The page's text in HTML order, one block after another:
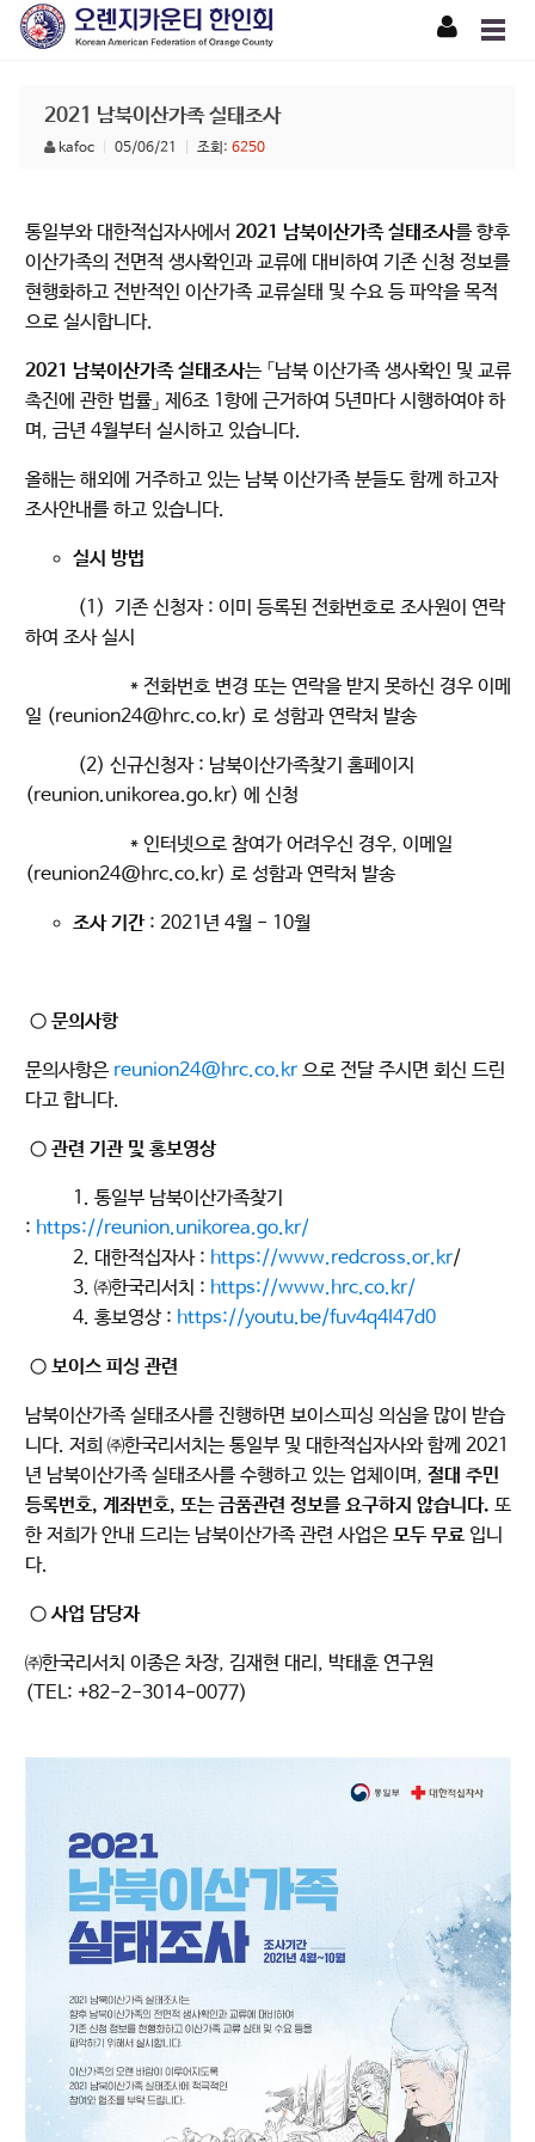
2021 남북이산가족 실태조사
kafoc 05/06/21 조회: 6250
통일부와 대한적십자사에서 2021 남북이산가족 실태조사를 향후
이산가족의 전면적 생사확인과 교류에 대비하여 기존 신청 정보를
현행화하고 전반적인 이산가족 교류실태 및 수요 등 파악을 목적
으로 실시합니다.
2021 남북이산가족 실태조사는 「남북 이산가족 생사확인 및 교류
촉진에 관한 법률」 제6조 1항에 근거하여 5년마다 시행하여야 하
며, 금년 4월부터 실시하고 있습니다.
올해는 해외에 거주하고 있는 남북 이산가족 분들도 함께 하고자
조사안내를 하고 있습니다.
실시 방법
(1) 기존 신청자 : 이미 등록된 전화번호로 조사원이 연락
하여 조사 실시
* 전화번호 변경 또는 연락을 받지 못하신 경우 이메
일 (reunion24@hrc.co.kr) 로 성함과 연락처 발송
(2) 신규신청자 : 남북이산가족찾기 홈페이지
(reunion.unikorea.go.kr) 에 신청
* 인터넷으로 참여가 어려우신 경우, 이메일
(reunion24@hrc.co.kr) 로 성함과 연락처 발송
조사 기간 : 2021년 4월 - 10월
○ 문의사항
문의사항은 reunion24@hrc.co.kr 으로 전달 주시면 회신 드린
다고 합니다.
○ 관련 기관 및 홍보영상
1. 통일부 남북이산가족찾기
: https://reunion.unikorea.go.kr/
2. 대한적십자사 : https://www.redcross.or.kr/
3. ㈜한국리서치 : https://www.hrc.co.kr/
4. 홍보영상 : https://youtu.be/fuv4q4I47d0
○ 보이스 피싱 관련
남북이산가족 실태조사를 진행하면 보이스피싱 의심을 많이 받습
니다. 저희 ㈜한국리서치는 통일부 및 대한적십자사와 함께 2021
년 남북이산가족 실태조사를 수행하고 있는 업체이며, 절대 주민
등록번호, 계좌번호, 또는 금품관련 정보를 요구하지 않습니다. 또
한 저희가 안내 드리는 남북이산가족 관련 사업은 모두 무료 입니
다.
○ 사업 담당자
㈜한국리서치 이종은 차장, 김재현 대리, 박태훈 연구원
(TEL: +82-2-3014-0077)